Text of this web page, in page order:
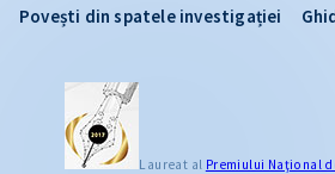
Povești din spatele investigației
Laureat al Premiului Naţional